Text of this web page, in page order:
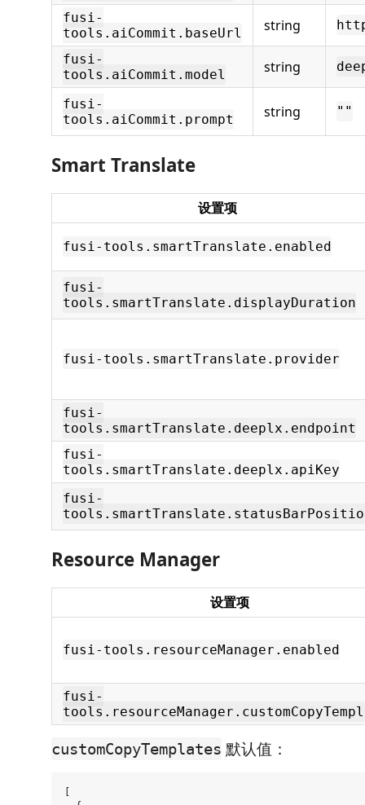
fusi-
tools.aiCommit.baseUrl
string
fusi-
tools.aiCommit.model
string
fusi-
tools.aiCommit.prompt
string ""
Smart Translate
设置项
fusi-tools.smartTranslate.enabled
fusi-
tools.smartTranslate.displayDuration
fusi-tools.smartTranslate.provider
fusi-
tools.smartTranslate.deeplx.endpoint
fusi-
tools.smartTranslate.deeplx.apiKey
fusi-
Resource Manager
设置项
fusi-tools.resourceManager.enabled
fusi-
customCopyTemplates 默认值：